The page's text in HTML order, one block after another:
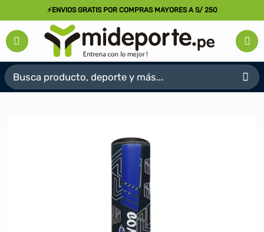
al
contenido
⚡ENVIOS GRATIS POR COMPRAS MAYORES A S/ 250
Buscar
por: